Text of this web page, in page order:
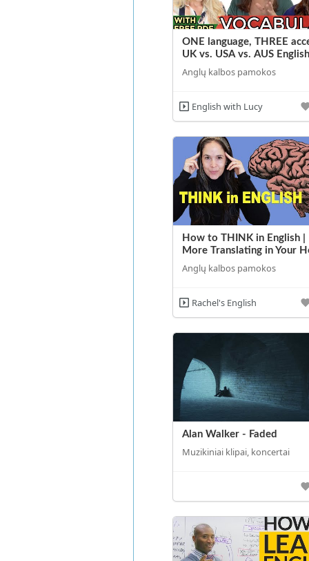
ONE language, THREE
UK vs. USA vs. AUS
Anglų kalbos pamokos
English with Lucy
How to THINK in English |
More Translating in Your
Anglų kalbos pamokos
Rachel's English
Alan Walker - Faded
Muzikiniai klipai, koncertai